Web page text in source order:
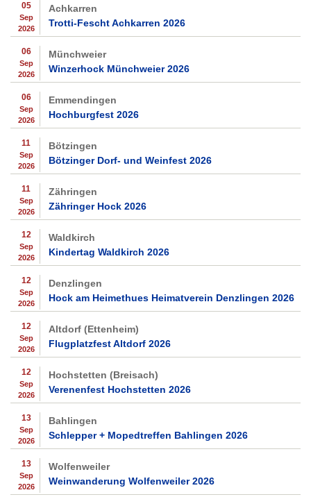
05
Sep
2026
Achkarren
Trotti-Fescht Achkarren 2026
06
Sep
2026
Münchweier
Winzerhock Münchweier 2026
06
Sep
2026
Emmendingen
Hochburgfest 2026
11
Sep
2026
Bötzingen
Bötzinger Dorf- und Weinfest 2026
11
Sep
2026
Zähringen
Zähringer Hock 2026
12
Sep
2026
Waldkirch
Kindertag Waldkirch 2026
12
Sep
2026
Denzlingen
Hock am Heimethues Heimatverein Denzlingen 2026
12
Sep
2026
Altdorf (Ettenheim)
Flugplatzfest Altdorf 2026
12
Sep
2026
Hochstetten (Breisach)
Verenenfest Hochstetten 2026
13
Sep
2026
Bahlingen
Schlepper + Mopedtreffen Bahlingen 2026
13
Sep
2026
Wolfenweiler
Weinwanderung Wolfenweiler 2026